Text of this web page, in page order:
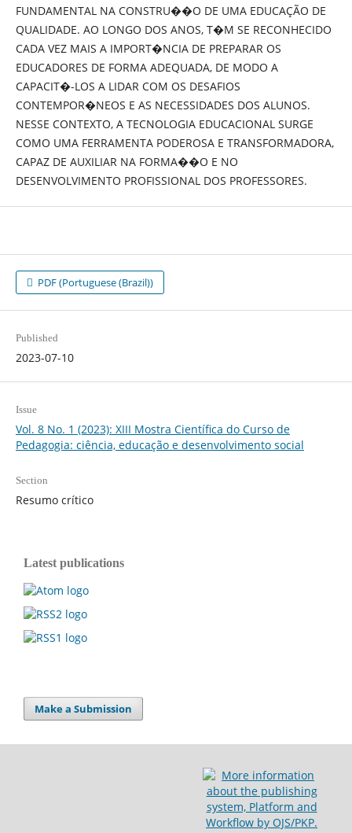
FUNDAMENTAL NA CONSTRU��O DE UMA EDUCAÇÃO DE
QUALIDADE. AO LONGO DOS ANOS, T�M SE RECONHECIDO
CADA VEZ MAIS A IMPORT�NCIA DE PREPARAR OS
EDUCADORES DE FORMA ADEQUADA, DE MODO A
CAPACIT�-LOS A LIDAR COM OS DESAFIOS
CONTEMPOR�NEOS E AS NECESSIDADES DOS ALUNOS.
NESSE CONTEXTO, A TECNOLOGIA EDUCACIONAL SURGE
COMO UMA FERRAMENTA PODEROSA E TRANSFORMADORA,
CAPAZ DE AUXILIAR NA FORMA��O E NO
DESENVOLVIMENTO PROFISSIONAL DOS PROFESSORES.
PDF (Portuguese (Brazil))
Published
2023-07-10
Issue
Vol. 8 No. 1 (2023): XIII Mostra Científica do Curso de
Pedagogia: ciência, educação e desenvolvimento social
Section
Resumo crítico
Latest publications
Make a Submission